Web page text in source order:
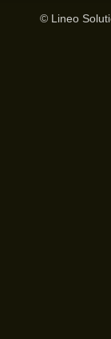
© Lineo